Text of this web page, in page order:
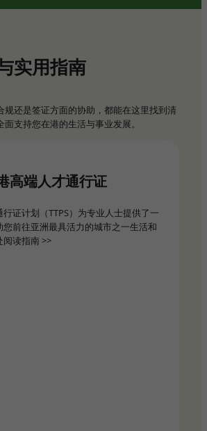
实用指南
规还是签证方面的协助，都能在这里找到清
支持您在港的生活与事业发展。
高端人才通行证
证计划（TTPS）为专业人士提供了一
前往亚洲最具活力的城市之一生活和
读指南 >>